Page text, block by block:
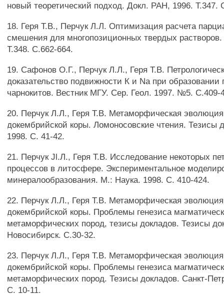
новый теоретический подход. Докл. РАН, 1996. Т.347.
18. Геря Т.В., Перчук Л.Л. Оптимизация расчета
смешения для многопозиционных твердых
Т.348. С.662-664.
19. Сафонов О.Г., Перчук Л.Л., Геря Т.В.
доказательство подвижности К и Na при образовании
чарнокитов. Вестник МГУ. Сер. Геол. 1997. №5. С.409-
20. Перчук Л.Л., Геря Т.В. Метаморфическая
докембрийской коры. Ломоносовские чтения. Тезисы
1998. С. 41-42.
21. Перчук Jl.Л., Геря Т.В. Исследование некоторых
процессов в литосфере. Экспериментальное
минералообразования. М.: Наука. 1998. С. 410-424.
22. Перчук Л.Л., Геря Т.В. Метаморфическая
докембрийской коры. Проблемы генезиса
метаморфических пород, тезисы докладов. Тезисы
Новосибирск. С.30-32.
23. Перчук Л.Л., Геря Т.В. Метаморфическая
докембрийской коры. Проблемы генезиса
метаморфических пород. Тезисы докладов. Санкт-
С. 10-11.